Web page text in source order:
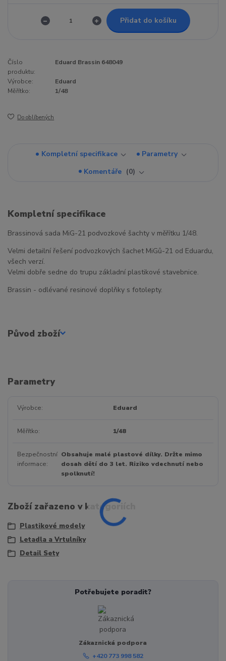
Přidat do košíku
Číslo
produktu:
Eduard Brassin 648049
Výrobce:
Eduard
Měřítko:
1/48
Do oblíbených
Kompletní specifikace
Parametry
Komentáře
0
Kompletní specifikace
Brassinová sada MiG-21 podvozkové šachty v měřítku 1/48.
Velmi detailní řešení podvozkových šachet MiGů-21 od Eduardu,
všech verzí.
Velmi dobře sedne do trupu základní plastikové stavebnice.
Brassin - odlévané resinové doplňky s fotolepty.
Původ zboží
Parametry
Výrobce Eduard
Měřítko 1/48
Bezpečnostní
informace
Obsahuje malé plastové dílky. Držte mimo
dosah dětí do 3 let. Riziko vdechnutí nebo
spolknutí!
Zboží zařazeno v kategoriích
Plastikové modely
Letadla a Vrtulníky
Detail Sety
Potřebujete poradit?
Zákaznická podpora
+420 773 998 582